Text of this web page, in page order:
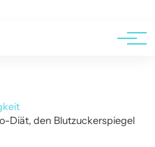
Diät, den Blutzuckerspiegel